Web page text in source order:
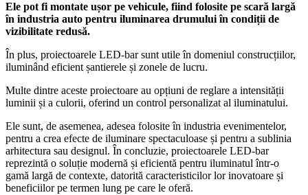
Ele pot fi montate ușor pe vehicule, fiind folosite pe scară largă
în industria auto pentru iluminarea drumului în condiții de
vizibilitate redusă.
În plus, proiectoarele LED-bar sunt utile în domeniul construcțiilor,
iluminând eficient șantierele și zonele de lucru.
Multe dintre aceste proiectoare au opțiuni de reglare a intensității
luminii și a culorii, oferind un control personalizat al iluminatului.
Ele sunt, de asemenea, adesea folosite în industria evenimentelor,
pentru a crea efecte de iluminare spectaculoase și pentru a sublinia
arhitectura sau designul. În concluzie, proiectoarele LED-bar
reprezintă o soluție modernă și eficientă pentru iluminatul într-o
gamă largă de contexte, datorită caracteristicilor lor inovatoare și
beneficiilor pe termen lung pe care le oferă.